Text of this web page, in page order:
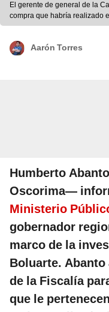
El gerente de general de la
compra que habría realizado
composición Gerson
Aarón Torres
Humberto
Oscorima—
Ministerio
gobernador
marco de la
Boluarte.
de la Fiscalía
que le